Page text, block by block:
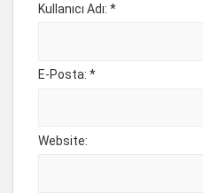
Kullanıcı Adı: *
E-Posta: *
Website: